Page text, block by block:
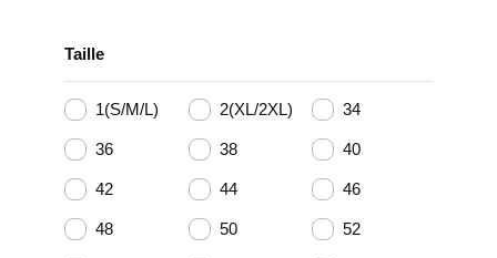
Taille
1(S/M/L) 2(XL/2XL) 34
36 38 40
42 44 46
48 50 52